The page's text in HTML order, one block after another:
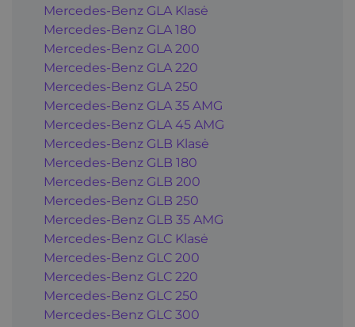
Mercedes-Benz GLA Klasė
Mercedes-Benz GLA 180
Mercedes-Benz GLA 200
Mercedes-Benz GLA 220
Mercedes-Benz GLA 250
Mercedes-Benz GLA 35 AMG
Mercedes-Benz GLA 45 AMG
Mercedes-Benz GLB Klasė
Mercedes-Benz GLB 180
Mercedes-Benz GLB 200
Mercedes-Benz GLB 250
Mercedes-Benz GLB 35 AMG
Mercedes-Benz GLC Klasė
Mercedes-Benz GLC 200
Mercedes-Benz GLC 220
Mercedes-Benz GLC 250
Mercedes-Benz GLC 300